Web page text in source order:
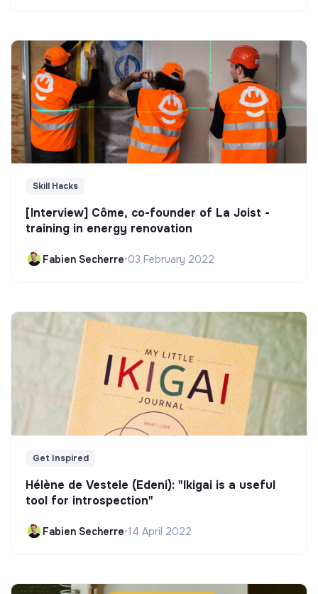
Skill Hacks
[Interview] Côme, co-founder of La Joist -
training in energy renovation
Fabien Secherre•03 February 2022
Get Inspired
Hélène de Vestele (Edeni): "Ikigai is a useful
tool for introspection"
Fabien Secherre•14 April 2022